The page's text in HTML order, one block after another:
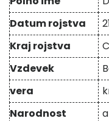
Datum rojstva
Kraj rojstva
Vzdevek
vera
Narodnost